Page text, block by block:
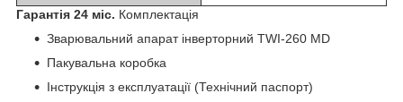
Гарантія 24 міс. Комплектація
Зварювальний апарат інверторний TWI-260 MD
Пакувальна коробка
Інструкція з експлуатації (Технічний паспорт)